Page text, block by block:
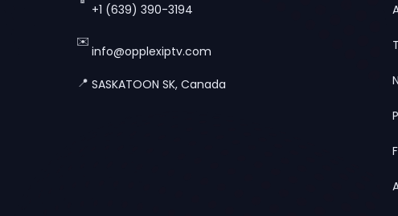
+1 (639) 390-3194
✉️
info@opplexiptv.com
📍 SASKATOON SK, Canada